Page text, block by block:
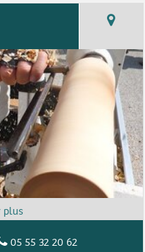
05 55 32 20 62